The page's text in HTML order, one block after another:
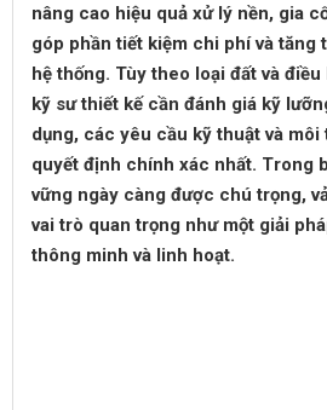
nâng cao hiệu quả xử lý nền, gia
góp phần tiết kiệm chi phí và tăng
hệ thống. Tùy theo loại đất và
kỹ sư thiết kế cần đánh giá kỹ
dụng, các yêu cầu kỹ thuật và môi
quyết định chính xác nhất. Trong
vững ngày càng được chú trọng,
vai trò quan trọng như một giải
thông minh và linh hoạt.